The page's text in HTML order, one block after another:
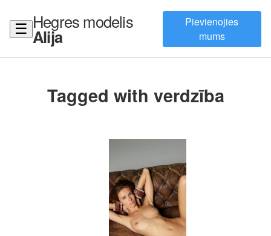
☰ Hegres modelis
Alija
Pievienojies
mums
Tagged with verdzība